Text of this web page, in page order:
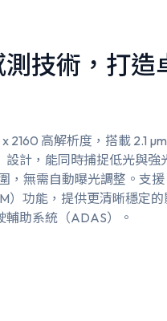
技術，打造
2160 高解析度，搭載 2.1
設計，能同時捕捉低光與強
，無需自動曝光調整。支援
）功能，提供更清晰穩定的
助系統（ADAS）。